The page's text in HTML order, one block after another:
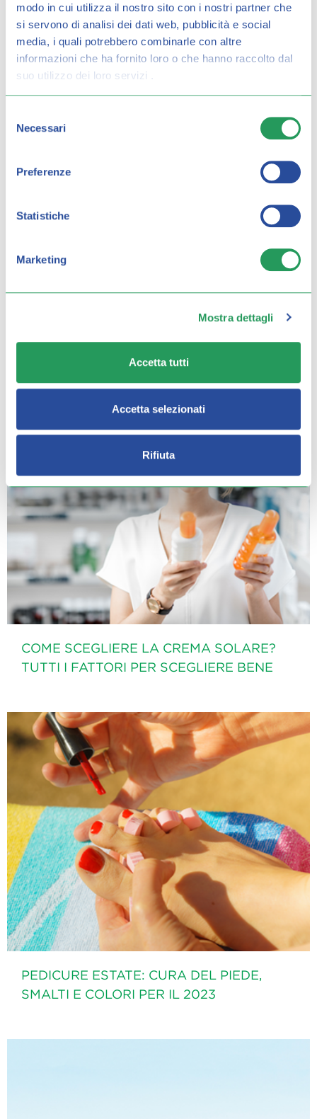
modo in cui utilizza il nostro sito con i nostri partner che
si servono di analisi dei dati web, pubblicità e social
media, i quali potrebbero combinarle con altre
informazioni che ha fornito loro o che hanno raccolto dal
suo utilizzo dei loro servizi .
delNecessari
Preferenze
Statistiche
Marketing
Mostra dettagli
Accetta tutti
Accetta selezionati
Rifiuta
COME MANTENERE L’ABBRONZATURA
UN'ABBRONZATURA PERFETTA
COME SCEGLIERE LA CREMA SOLARE?
TUTTI I FATTORI PER SCEGLIERE BENE
PEDICURE ESTATE: CURA DEL PIEDE,
SMALTI E COLORI PER IL 2023